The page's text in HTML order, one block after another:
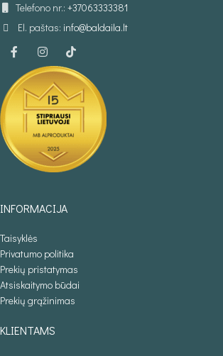
Telefono nr.: +37063333381
El. paštas: info@baldaila.lt
INFORMACIJA
Taisyklės
Privatumo politika
Prekių pristatymas
Atsiskaitymo būdai
Prekių grąžinimas
KLIENTAMS